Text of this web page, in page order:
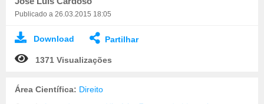
Publicado a 26.03.2015 18:05
Download Partilhar
1371 Visualizações
Área Científica: Direito